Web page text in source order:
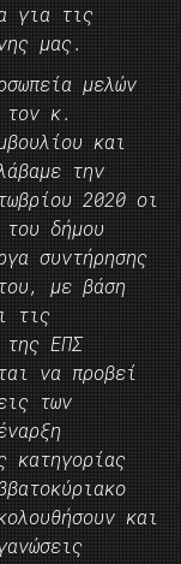
για τις
μας.
μελών
τον κ.
και
την
2020 οι
του δήμου
συντήρησης
με βάση
τις
ΕΠΣ
να προβεί
των
κατηγορίας
και